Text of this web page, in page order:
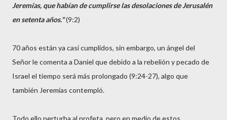
Jeremías, que habían de cumplirse las desolaciones de Jerusalén
en setenta años."(9:2)
70 años están ya casi cumplidos, sin embargo, un ángel del
Señor le comenta a Daniel que debido a la rebelión y pecado de
Israel el tiempo será más prolongado (9:24-27), algo que
también Jeremias contempló.
Todo ello perturba al profeta, pero en medio de estos